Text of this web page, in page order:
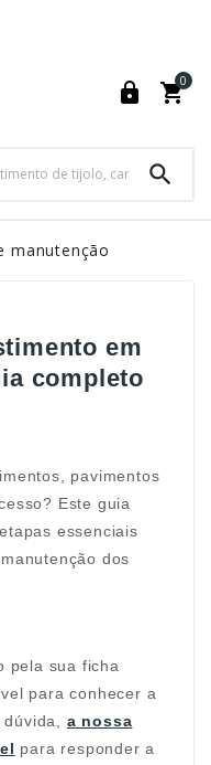
 
0

manutenção
em
completo
pavimentos
Este guia
essenciais
dos
pela sua ficha
para conhecer a
a nossa
para responder a